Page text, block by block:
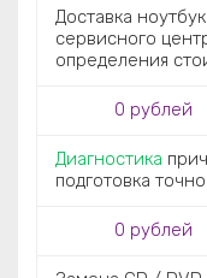
Доставка
сервисного
определения
0 рублей
Диагностика
подготовка
0 рублей